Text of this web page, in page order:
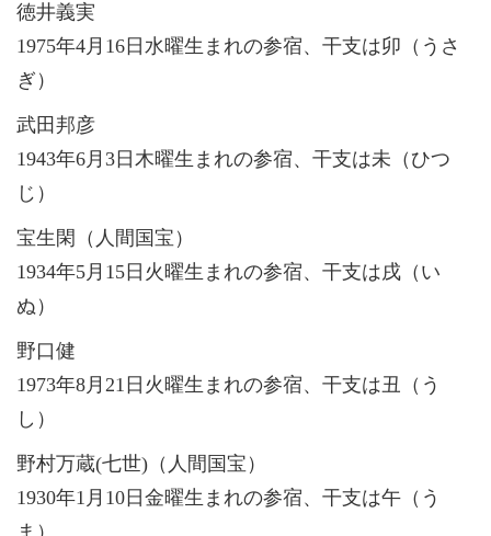
徳井義実
1975年4月16日水曜生まれの参宿、干支は卯（うさ
ぎ）
武田邦彦
1943年6月3日木曜生まれの参宿、干支は未（ひつ
じ）
宝生閑（人間国宝）
1934年5月15日火曜生まれの参宿、干支は戌（い
ぬ）
野口健
1973年8月21日火曜生まれの参宿、干支は丑（う
し）
野村万蔵(七世)（人間国宝）
1930年1月10日金曜生まれの参宿、干支は午（う